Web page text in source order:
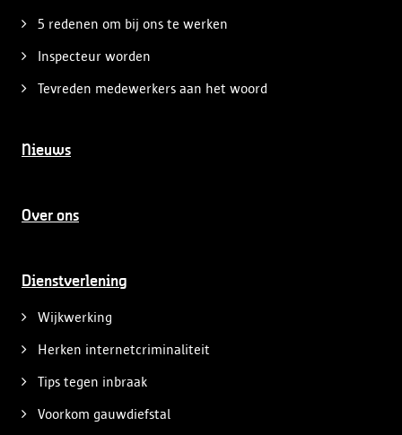
5 redenen om bij ons te werken
Inspecteur worden
Tevreden medewerkers aan het woord
Nieuws
Over ons
Dienstverlening
Wijkwerking
Herken internetcriminaliteit
Tips tegen inbraak
Voorkom gauwdiefstal